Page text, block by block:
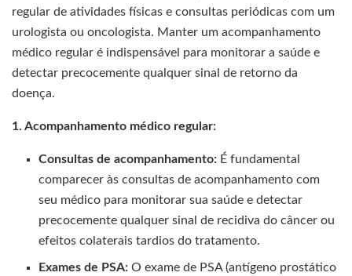
regular de atividades físicas e consultas periódicas com um
urologista ou oncologista. Manter um acompanhamento
médico regular é indispensável para monitorar a saúde e
detectar precocemente qualquer sinal de retorno da
doença.
1. Acompanhamento médico regular:
Consultas de acompanhamento: É fundamental
comparecer às consultas de acompanhamento com
seu médico para monitorar sua saúde e detectar
precocemente qualquer sinal de recidiva do câncer ou
efeitos colaterais tardios do tratamento.
Exames de PSA: O exame de PSA (antígeno prostático